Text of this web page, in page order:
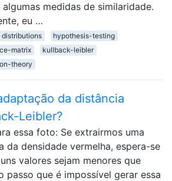
algumas medidas de similaridade.
eu …
distributions
hypothesis-testing
matrix
kullback-leibler
theory
da distância
Leibler?
essa foto: Se extrairmos uma
da densidade vermelha, espera-se
valores sejam menores que
passo que é impossível gerar essa